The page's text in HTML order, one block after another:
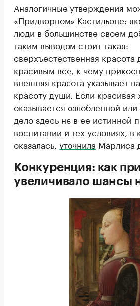
Аналогичные утверждения
«Придворном» Кастильоне:
люди в большинстве своем
таким выводом стоит такая:
сверхъестественная красота
красивым все, к чему
внешняя красота указывает
красоту души. Если
оказывается озлобленной
дело здесь не в ее истинной
воспитании и тех условиях, в
оказалась, уточнила Марлиса
Конкуренция: как
увеличивало шансы